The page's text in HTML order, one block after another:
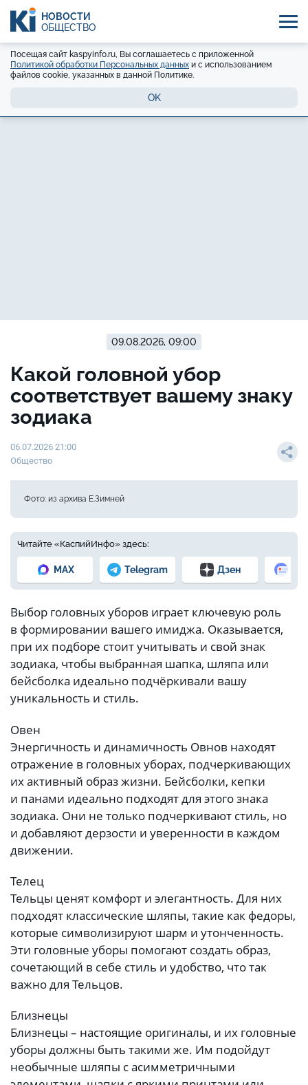
НОВОСТИ
ОБЩЕСТВО
Посещая сайт kaspyinfo.ru, Вы соглашаетесь с приложенной
Политикой обработки Персональных данных и с использованием
файлов cookie, указанных в данной Политике.
OK
09.08.2026, 09:00
Какой головной убор
соответствует вашему знаку
зодиака
06.07.2026 21:00
Общество
Фото: из архива Е.Зимней
Читайте «КаспийИнфо» здесь:
MAX Telegram Дзен
Выбор головных уборов играет ключевую роль
в формировании вашего имиджа. Оказывается,
при их подборе стоит учитывать и свой знак
зодиака, чтобы выбранная шапка, шляпа или
бейсболка идеально подчёркивали вашу
уникальность и стиль.
Овен
Энергичность и динамичность Овнов находят
отражение в головных уборах, подчеркивающих
их активный образ жизни. Бейсболки, кепки
и панами идеально подходят для этого знака
зодиака. Они не только подчеркивают стиль, но
и добавляют дерзости и уверенности в каждом
движении.
Телец
Тельцы ценят комфорт и элегантность. Для них
подходят классические шляпы, такие как федоры,
которые символизируют шарм и утонченность.
Эти головные уборы помогают создать образ,
сочетающий в себе стиль и удобство, что так
важно для Тельцов.
Близнецы
Близнецы – настоящие оригиналы, и их головные
уборы должны быть такими же. Им подойдут
необычные шляпы с асимметричными